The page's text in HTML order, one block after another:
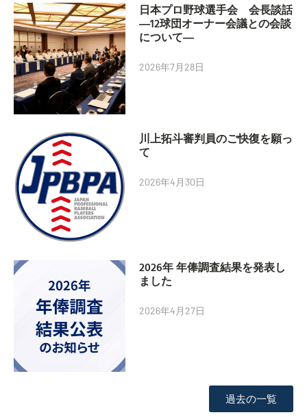
日本プロ野球選手会 会長談話
―12球団オーナー会議との会談
について―
2026年7月28日
川上拓斗審判員のご快復を願っ
て
2026年4月30日
2026年 年俸調査結果を発表し
ました
2026年4月27日
過去の一覧